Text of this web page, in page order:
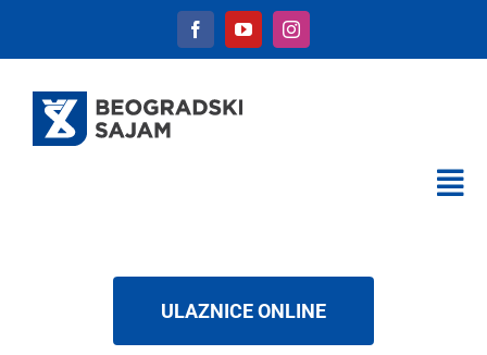
content
USLUGE
ULAZNICE ONLINE